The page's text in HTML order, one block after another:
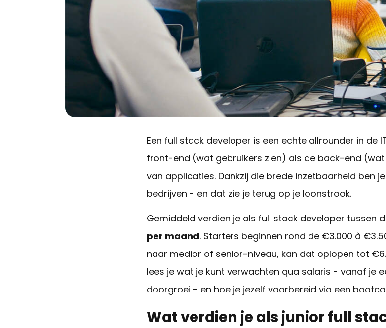
Een full stack developer is een echte allrounder in de
front-end (wat gebruikers zien) als de back-end
van applicaties. Dankzij die brede inzetbaarheid ben
bedrijven - en dat zie je terug op je loonstrook.
Gemiddeld verdien je als full stack developer tussen
per maand. Starters beginnen rond de €3.000 à
naar medior of senior-niveau, kan dat oplopen tot
lees je wat je kunt verwachten qua salaris - vanaf je
doorgroei - en hoe je jezelf voorbereid via een
Wat verdien je als junior full